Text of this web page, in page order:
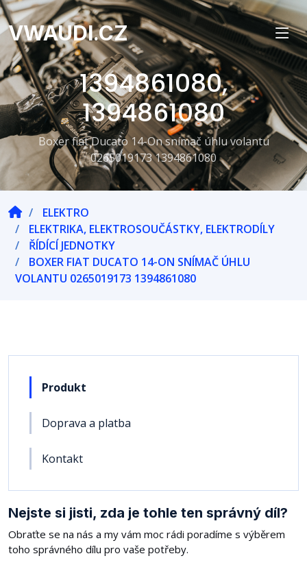
VWAUDI.CZ
1394861080,
1394861080
Boxer fiat Ducato 14-On snímač úhlu volantu
0265019173 1394861080
ELEKTRO
ELEKTRIKA, ELEKTROSOUČÁSTKY, ELEKTRODÍLY
ŘÍDÍCÍ JEDNOTKY
BOXER FIAT DUCATO 14-ON SNÍMAČ ÚHLU
VOLANTU 0265019173 1394861080
Produkt
Doprava a platba
Kontakt
Nejste si jisti, zda je tohle ten správný díl?
Obraťte se na nás a my vám moc rádi poradíme s výběrem
toho správného dílu pro vaše potřeby.